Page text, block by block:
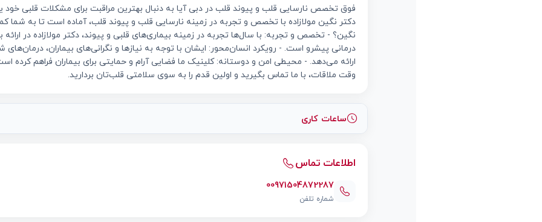
فوق تخصص نارسایی قلب و پیوند قلب در دبی آیا به دنبال بهترین مراقبت برای مشکلات قلبی خود
دکتر نگین مولازاده با تخصص و تجربه در زمینه نارسایی قلب و پیوند قلب، آماده است تا به شما
نگین؟ - تخصص و تجربه: با سال‌ها تجربه در زمینه بیماری‌های قلبی و پیوند، دکتر مولازاده در ارائه
درمانی پیشرو است. - رویکرد انسان‌محور: ایشان با توجه به نیازها و نگرانی‌های بیماران،
ارائه می‌دهد. - محیطی امن و دوستانه: کلینیک ما فضایی آرام و حمایتی برای بیماران فراهم کرده
وقت ملاقات، با ما تماس بگیرید و اولین قدم را به سوی سلامتی قلب‌تان بردارید.
ساعات کاری
اطلاعات تماس
00971504872287
شماره تلفن